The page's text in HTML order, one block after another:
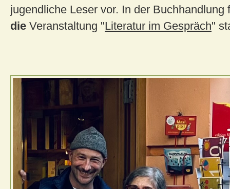
jugendliche Leser vor. In der Buchhandlung
die Veranstaltung "Literatur im Gespräch"